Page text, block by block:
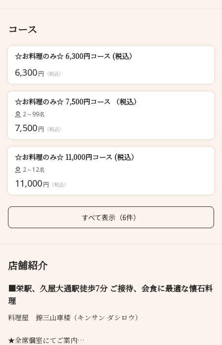
コース
☆お料理のみ☆ 6,300円コース (税込）
6,300円 （税込）
☆お料理のみ☆ 7,500円コース （税込）
2～99名
7,500円 （税込）
☆お料理のみ☆ 11,000円コース (税込）
2～12名
11,000円 （税込）
すべて表示（6件）
店舗紹介
■栄駅、久屋大通駅徒歩7分 ご接待、会食に最適な懐石料
理
料理屋 錦三山車楼（キンサン ダシロウ）
★全席個室にてご案内